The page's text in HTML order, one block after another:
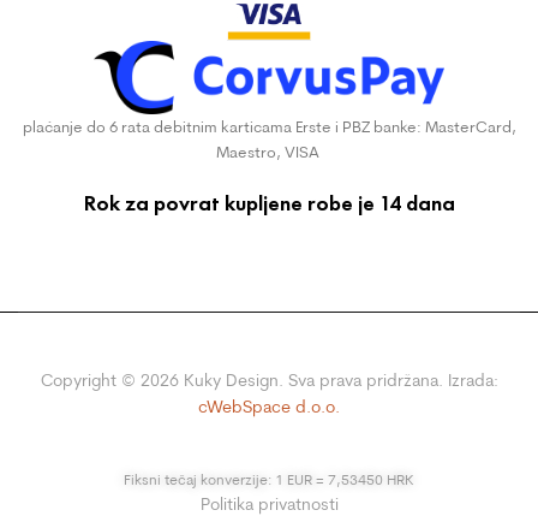
plaćanje do 6 rata debitnim karticama Erste i PBZ banke: MasterCard,
Maestro, VISA
Rok za povrat kupljene robe je 14 dana
Copyright © 2026Kuky Design. Sva prava pridržana. Izrada:
cWebSpace d.o.o.
Fiksni tečaj konverzije: 1 EUR = 7,53450 HRK
Politika privatnosti